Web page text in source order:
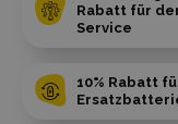
Rabatt für
Service
10% Rabatt